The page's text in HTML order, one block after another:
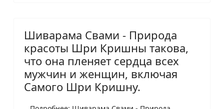
Шиварама Свами - Природа
красоты Шри Кришны такова,
что она пленяет сердца всех
мужчин и женщин, включая
Самого Шри Кришну.